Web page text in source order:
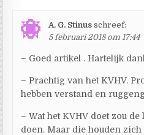
A. G. Stinus schreef:
5 februari 2018 om 17:44
– Goed artikel . Hartelijk
– Prachtig van het KVHV.
hebben verstand en
– Wat het KVHV doet zou
doen. Maar die houden